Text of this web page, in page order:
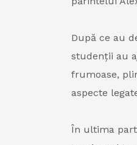
După ce au
studenții au
frumoase,
aspecte
În ultima